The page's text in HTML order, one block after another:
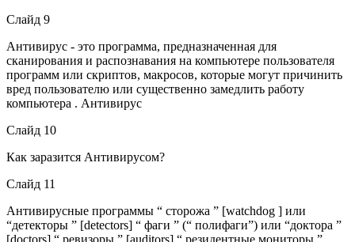
Слайд 9
Антивирус - это программа, предназначенная для
сканирования и распознавания на компьютере пользователя
программ или скриптов, макросов, которые могут причинить
вред пользователю или существенно замедлить работу
компьютера . Антивирус
Слайд 10
Как заразится Антивирусом?
Слайд 11
Антивирусные программы “ сторожа ” [watchdog ] или
“детекторы ” [detectors] “ фаги ” (“ полифаги”) или “доктора ”
[doctors] “ ревизоры ” [auditors] “ резидентные мониторы ”